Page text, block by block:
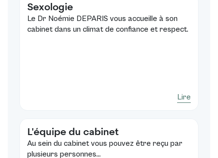
Sexologie
Le Dr Noémie DEPARIS vous accueille à son
cabinet dans un climat de confiance et respect.
Lire
L'équipe du cabinet
Au sein du cabinet vous pouvez être reçu par
plusieurs personnes...